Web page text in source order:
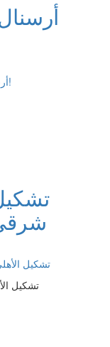
تشكيل